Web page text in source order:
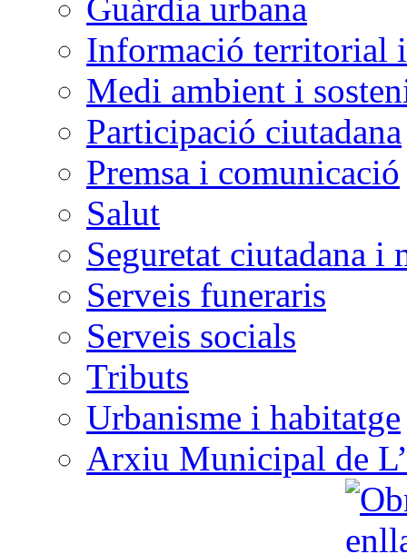
Guàrdia urbana
Informació territorial
Medi ambient i
Participació ciutadana
Premsa i comunicació
Salut
Seguretat ciutadana i
Serveis funeraris
Serveis socials
Tributs
Urbanisme i habitatge
Arxiu Municipal de